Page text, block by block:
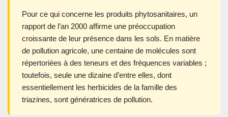
Pour ce qui concerne les produits phytosanitaires, un
rapport de l’an 2000 affirme une préoccupation
croissante de leur présence dans les sols. En matière
de pollution agricole, une centaine de molécules sont
répertoriées à des teneurs et des fréquences variables ;
toutefois, seule une dizaine d’entre elles, dont
essentiellement les herbicides de la famille des
triazines, sont génératrices de pollution.